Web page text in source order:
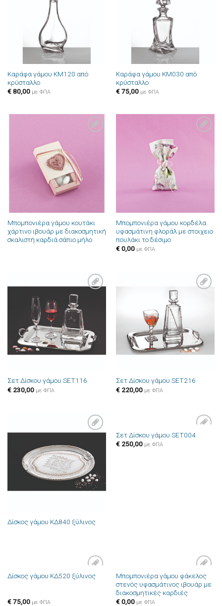
Καράφα γάμου ΚΜ120 από
κρύσταλλο
€80,00 με ΦΠΑ
Καράφα γάμου ΚΜ030 από
κρύσταλλο
€75,00 με ΦΠΑ
Μπομπονιέρα γάμου κουτάκι
χάρτινο ιβουάρ με διακοσμητική
σκαλιστή καρδιά σάπιο μήλο
Μπομπονιέρα γάμου κορδέλα
υφασμάτινη φλοράλ με στοιχειο
πουλάκι το δέσιμο
€0,00 με ΦΠΑ
Πρόσθήκη
στην λίστα
επιθυμιών
Σετ Δίσκου γάμου SET116
€230,00 με ΦΠΑ
Σετ Δίσκου γάμου SET216
€220,00 με ΦΠΑ
επιθυμιών
Δίσκος γάμου ΚΔ840 ξύλινος
Πρόσθήκη
Σετ Δίσκου γάμου SET004
€250,00 με ΦΠΑ
Πρόσθήκη
Δίσκος γάμου ΚΔ520 ξύλινος
€75,00 με ΦΠΑ
Πρόσθήκη
στην λίστα
επιθυμιών
Μπομπονιέρα γάμου φάκελος
στενός υφασμάτινος ιβουάρ με
διακοσμητικές καρδιές
€0,00 με ΦΠΑ